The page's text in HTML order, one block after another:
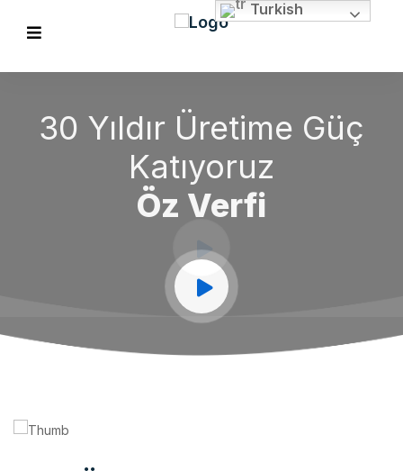
30 Yıldır Üretime Güç
Katıyoruz
Öz Verfi
Turkish